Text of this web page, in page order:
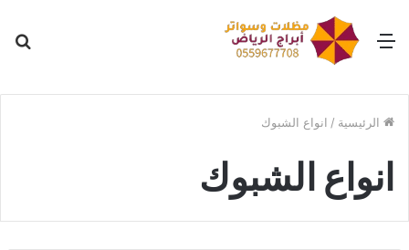
القائمة
الرئيسية / انواع الشبوك
انواع الشبوك